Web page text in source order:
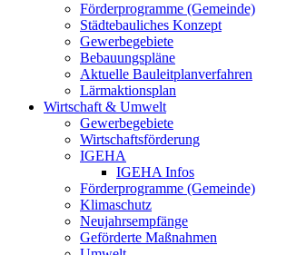
Förderprogramme (Gemeinde)
Städtebauliches Konzept
Gewerbegebiete
Bebauungspläne
Aktuelle Bauleitplanverfahren
Lärmaktionsplan
Wirtschaft & Umwelt
Gewerbegebiete
Wirtschaftsförderung
IGEHA
IGEHA Infos
Förderprogramme (Gemeinde)
Klimaschutz
Neujahrsempfänge
Geförderte Maßnahmen